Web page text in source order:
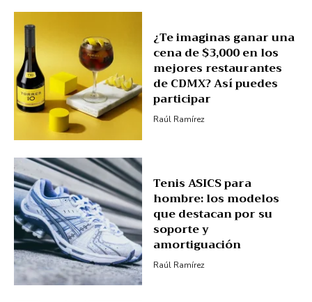
¿Te imaginas ganar una
cena de $3,000 en los
mejores restaurantes
de CDMX? Así puedes
participar
Raúl Ramírez
Tenis ASICS para
hombre: los modelos
que destacan por su
soporte y
amortiguación
Raúl Ramírez